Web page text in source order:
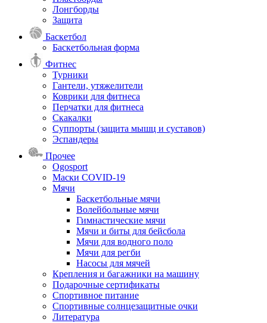
Лонгборды
Защита
Баскетбол
Баскетбольная форма
Фитнес
Турники
Гантели, утяжелители
Коврики для фитнеса
Перчатки для фитнеса
Скакалки
Суппорты (защита мышц и суставов)
Эспандеры
Прочее
Ogosport
Маски COVID-19
Мячи
Баскетбольные мячи
Волейбольные мячи
Гимнастические мячи
Мячи и биты для бейсбола
Мячи для водного поло
Мячи для регби
Насосы для мячей
Крепления и багажники на машину
Подарочные сертификаты
Спортивное питание
Спортивные солнцезащитные очки
Литература